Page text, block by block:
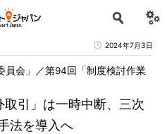
2024年7月3日
引」は一時中断、三次
法を導入へ
員会」／第94回「制度検討作業